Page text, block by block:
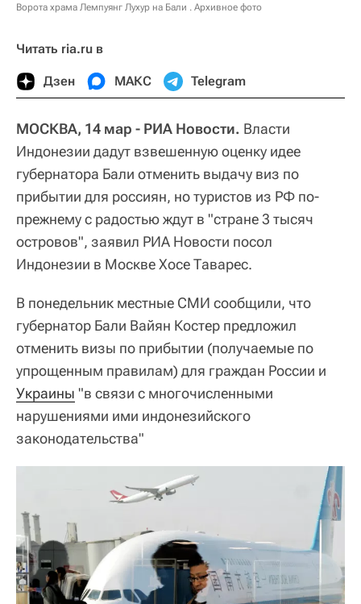
Ворота храма Лемпуянг Лухур на Бали . Архивное фото
Читать ria.ru в
Дзен МАКС Telegram
МОСКВА, 14 мар - РИА Новости. Власти
Индонезии дадут взвешенную оценку идее
губернатора Бали отменить выдачу виз по
прибытии для россиян, но туристов из РФ по-
прежнему с радостью ждут в "стране 3 тысяч
островов", заявил РИА Новости посол
Индонезии в Москве Хосе Таварес.
В понедельник местные СМИ сообщили, что
губернатор Бали Вайян Костер предложил
отменить визы по прибытии (получаемые по
упрощенным правилам) для граждан России и
Украины "в связи с многочисленными
нарушениями ими индонезийского
законодательства"